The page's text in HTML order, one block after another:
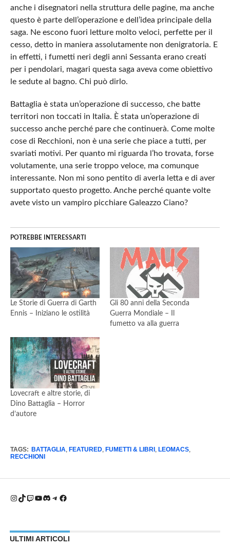
anche i disegnatori nella struttura delle pagine, ma anche
questo è parte dell’operazione e dell’idea principale della
saga. Ne escono fuori letture molto veloci, perfette per il
cesso, detto in maniera assolutamente non denigratoria. E
in effetti, i fumetti neri degli anni Sessanta erano creati
per i pendolari, magari questa saga aveva come obiettivo
le sedute al bagno. Chi può dirlo.
Battaglia è stata un’operazione di successo, che batte
territori non toccati in Italia. È stata un’operazione di
successo anche perché pare che continuerà. Come molte
cose di Recchioni, non è una serie che piace a tutti, per
svariati motivi. Per quanto mi riguarda l’ho trovata, forse
volutamente, una serie troppo veloce, ma comunque
interessante. Non mi sono pentito di averla letta e di aver
supportato questo progetto. Anche perché quante volte
avete visto un vampiro picchiare Galeazzo Ciano?
POTREBBE INTERESSARTI
Le Storie di Guerra di Garth
Ennis – Iniziano le ostilità
Gli 80 anni della Seconda
Guerra Mondiale – Il
fumetto va alla guerra
Lovecraft e altre storie, di
Dino Battaglia – Horror
d’autore
TAGS: BATTAGLIA, FEATURED, FUMETTI & LIBRI , LEOMACS,
RECCHIONI
Instagram
TikTok
Twitch
YouTube
Discord
Telegram
Facebook
ULTIMI ARTICOLI